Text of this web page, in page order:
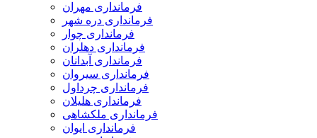
فرمانداری مهران
فرمانداری دره شهر
فرمانداری چوار
فرمانداری دهلران
فرمانداری آبدانان
فرمانداری سیروان
فرمانداری چرداول
فرمانداری هلیلان
فرمانداری ملکشاهی
فرمانداری ایوان